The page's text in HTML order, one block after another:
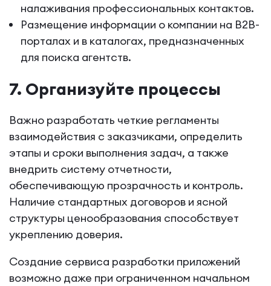
налаживания профессиональных контактов.
Размещение информации о компании на B2B-
порталах и в каталогах, предназначенных
для поиска агентств.
7. Организуйте процессы
Важно разработать четкие регламенты
взаимодействия с заказчиками, определить
этапы и сроки выполнения задач, а также
внедрить систему отчетности,
обеспечивающую прозрачность и контроль.
Наличие стандартных договоров и ясной
структуры ценообразования способствует
укреплению доверия.
Создание сервиса разработки приложений
возможно даже при ограниченном начальном